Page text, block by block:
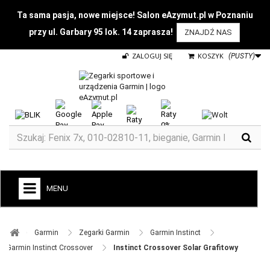
Ta sama pasja, nowe miejsce! Salon eAzymut.pl w Poznaniu
przy ul. Garbary 95 lok. 14 zaprasza!
ZNAJDŹ NAS
KOSZYK (PUSTY)
ZALOGUJ SIĘ
MENU
Garmin ​ Zegarki Garmin ​
Garmin Instinct ​
Garmin Instinct Crossover ​
Instinct Crossover Solar Grafitowy